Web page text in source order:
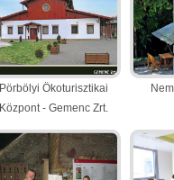
Pörbölyi Ökoturisztikai
Központ - Gemenc Zrt.
(9 kép)